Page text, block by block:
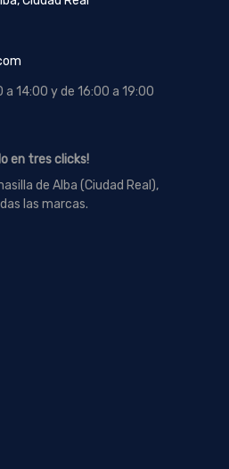
a 14:00 y de 16:00 a 19:00
en tres clicks!
de Alba (Ciudad Real),
las marcas.